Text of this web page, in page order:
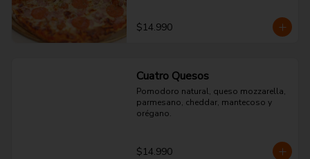
$14.990
Cuatro Quesos
Pomodoro natural, queso mozzarella,
parmesano, cheddar, mantecoso y
orégano.
$14.990